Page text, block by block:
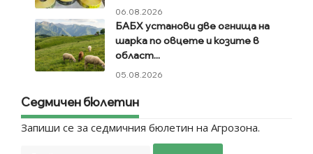
06.08.2026
БАБХ установи две огнища на
шарка по овцете и козите в
област...
05.08.2026
Седмичен бюлетин
Запиши се за седмичния бюлетин на Агрозона.